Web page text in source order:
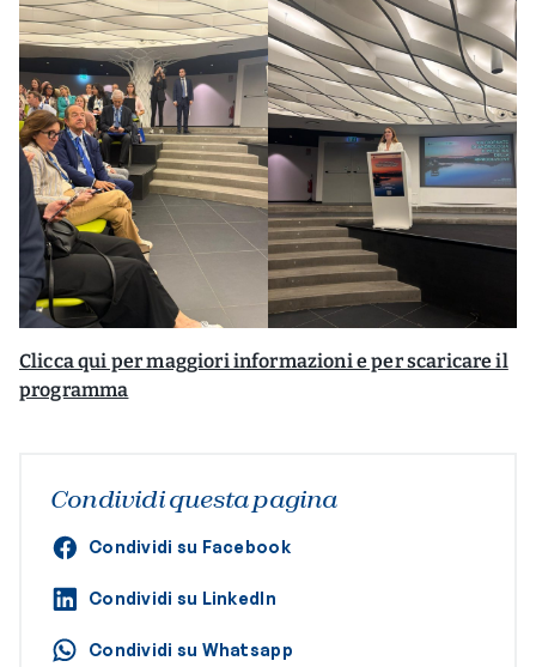
Clicca qui per maggiori informazioni e per scaricare il
programma
Condividi questa pagina
Condividi su Facebook
Condividi su LinkedIn
Condividi su Whatsapp